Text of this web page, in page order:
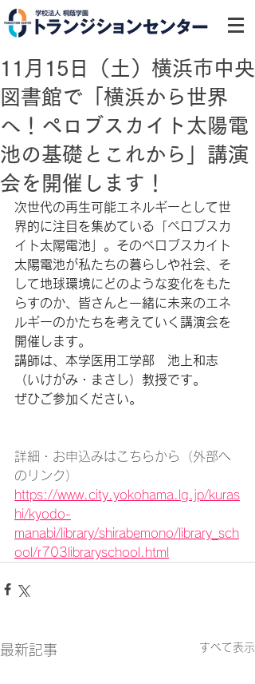
11月15日（土）横浜市中央
図書館で「横浜から世界
へ！ペロブスカイト太陽電
池の基礎とこれから」講演
会を開催します！
次世代の再生可能エネルギーとして世
界的に注目を集めている「ペロブスカ
イト太陽電池」。そのペロブスカイト
太陽電池が私たちの暮らしや社会、そ
して地球環境にどのような変化をもた
らすのか、皆さんと一緒に未来のエネ
ルギーのかたちを考えていく講演会を
開催します。
講師は、本学医用工学部　池上和志
（いけがみ・まさし）教授です。
ぜひご参加ください。
詳細・お申込みはこちらから（外部へ
のリンク）
https://www.city.yokohama.lg.jp/kuras
hi/kyodo-
manabi/library/shirabemono/library_sch
ool/r703libraryschool.html
最新記事 すべて表示